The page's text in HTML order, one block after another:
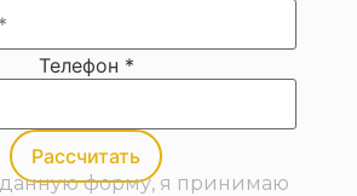
Телефон *
Рассчитать
форму, я принимаю